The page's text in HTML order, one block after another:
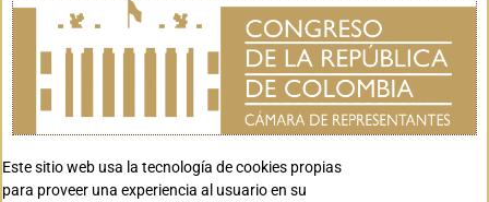
Instagram_@CamaraColombia
X_@CamaraColombia
Youtube_@CamaraColombia
Youtube_@CanalCongreso
Este sitio web usa la tecnología de cookies propias
para proveer una experiencia al usuario en su